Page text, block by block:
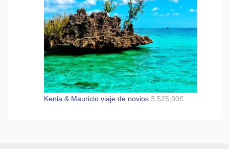
Kenia & Mauricio viaje de novios 3.525,00€